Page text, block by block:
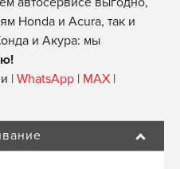
Honda и Acura, так и
и Акура: мы
|WhatsApp | MAX |